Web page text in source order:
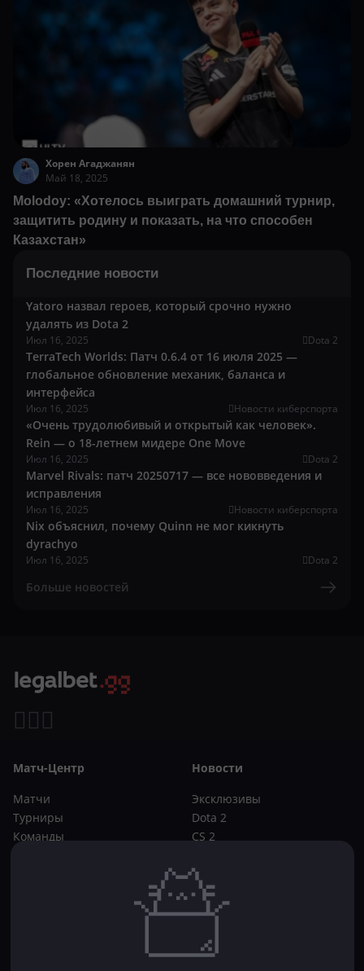
Хорен Агаджанян
Май 18, 2025
Molodoy: «Хотелось выиграть домашний турнир,
защитить родину и показать, на что способен
Казахстан»
Последние новости
Yatoro назвал героев, который срочно нужно
удалять из Dota 2
Июл 16, 2025 Dota 2
TerraTech Worlds: Патч 0.6.4 от 16 июля 2025 —
глобальное обновление механик, баланса и
интерфейса
Июл 16, 2025 Новости киберспорта
«Очень трудолюбивый и открытый как человек».
Rein — о 18-летнем мидере One Move
Июл 16, 2025 Dota 2
Marvel Rivals: патч 20250717 — все нововведения и
исправления
Июл 16, 2025 Новости киберспорта
Nix объяснил, почему Quinn не мог кикнуть
dyrachyo
Июл 16, 2025 Dota 2
Больше новостей
Матч-Центр
Матчи
Турниры
Команды
Новости
Эксклюзивы
Dota 2
CS 2
Букмекеры
CS 2